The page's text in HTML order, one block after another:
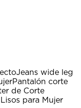
Jeans wide leg
Pantalón corte
de Corte
para Mujer